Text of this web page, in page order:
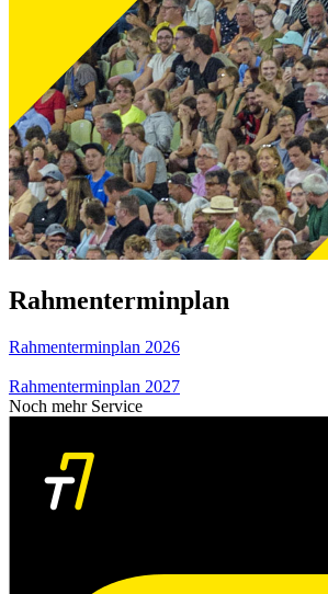
Rahmenterminplan
Rahmenterminplan 2026
Rahmenterminplan 2027
Noch mehr Service